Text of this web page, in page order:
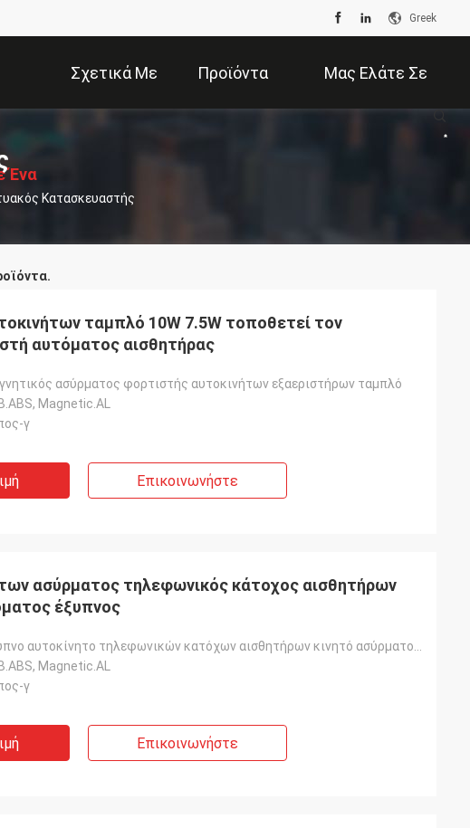
Greek
Σχετικά Με Προϊόντα Μας Ελάτε Σε
Επαφή Με
Ένα
Κατασκευαστής
ταμπλό 10W 7.5W τοποθετεί τον
αυτόματος αισθητήρας
ασύρματος φορτιστής αυτοκινήτων εξαεριστήρων ταμπλό
Magnetic.AL
γ
Επικοινωνήστε
ασύρματος τηλεφωνικός κάτοχος αισθητήρων
έξυπνος
Magnetic.AL
γ
Επικοινωνήστε